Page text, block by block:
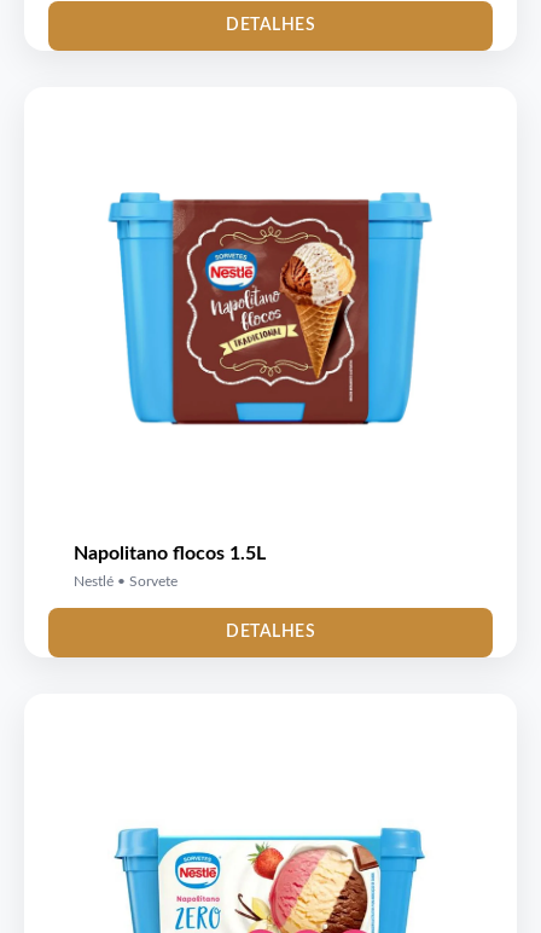
DETALHES
Napolitano flocos 1.5L
Nestlé • Sorvete
DETALHES